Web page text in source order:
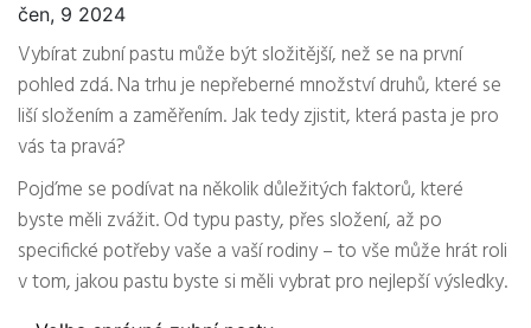
čen, 9 2024
Vybírat zubní pastu může být složitější, než se na první
pohled zdá. Na trhu je nepřeberné množství druhů, které se
liší složením a zaměřením. Jak tedy zjistit, která pasta je pro
vás ta pravá?
Pojďme se podívat na několik důležitých faktorů, které
byste měli zvážit. Od typu pasty, přes složení, až po
specifické potřeby vaše a vaší rodiny – to vše může hrát roli
v tom, jakou pastu byste si měli vybrat pro nejlepší výsledky.